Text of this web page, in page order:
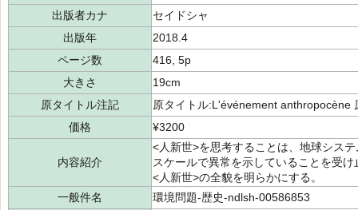
出版者カナ
セイドシャ
出版年
2018.4
ページ数
416, 5p
大きさ
19cm
原タイトル注記
原タイトル:L'événement anthropocène
価格
¥3200
内容紹介
<人新世>を思考することは、地球シス
スケールで異常を示していることを受
<人新世>の全貌を明らかにする。
一般件名
環境問題-歴史-ndlsh-00586853